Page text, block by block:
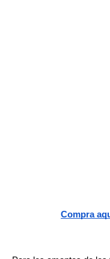
Compra